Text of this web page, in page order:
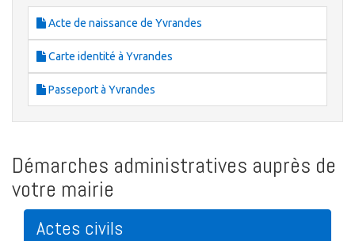
Acte de naissance de Yvrandes
Carte identité à Yvrandes
Passeport à Yvrandes
Démarches administratives auprès de
votre mairie
Actes civils